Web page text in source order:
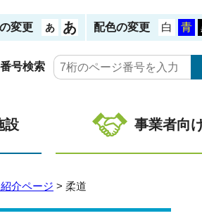
変更 配色の変更
号検索
設 事業者向
介ページ > 柔道